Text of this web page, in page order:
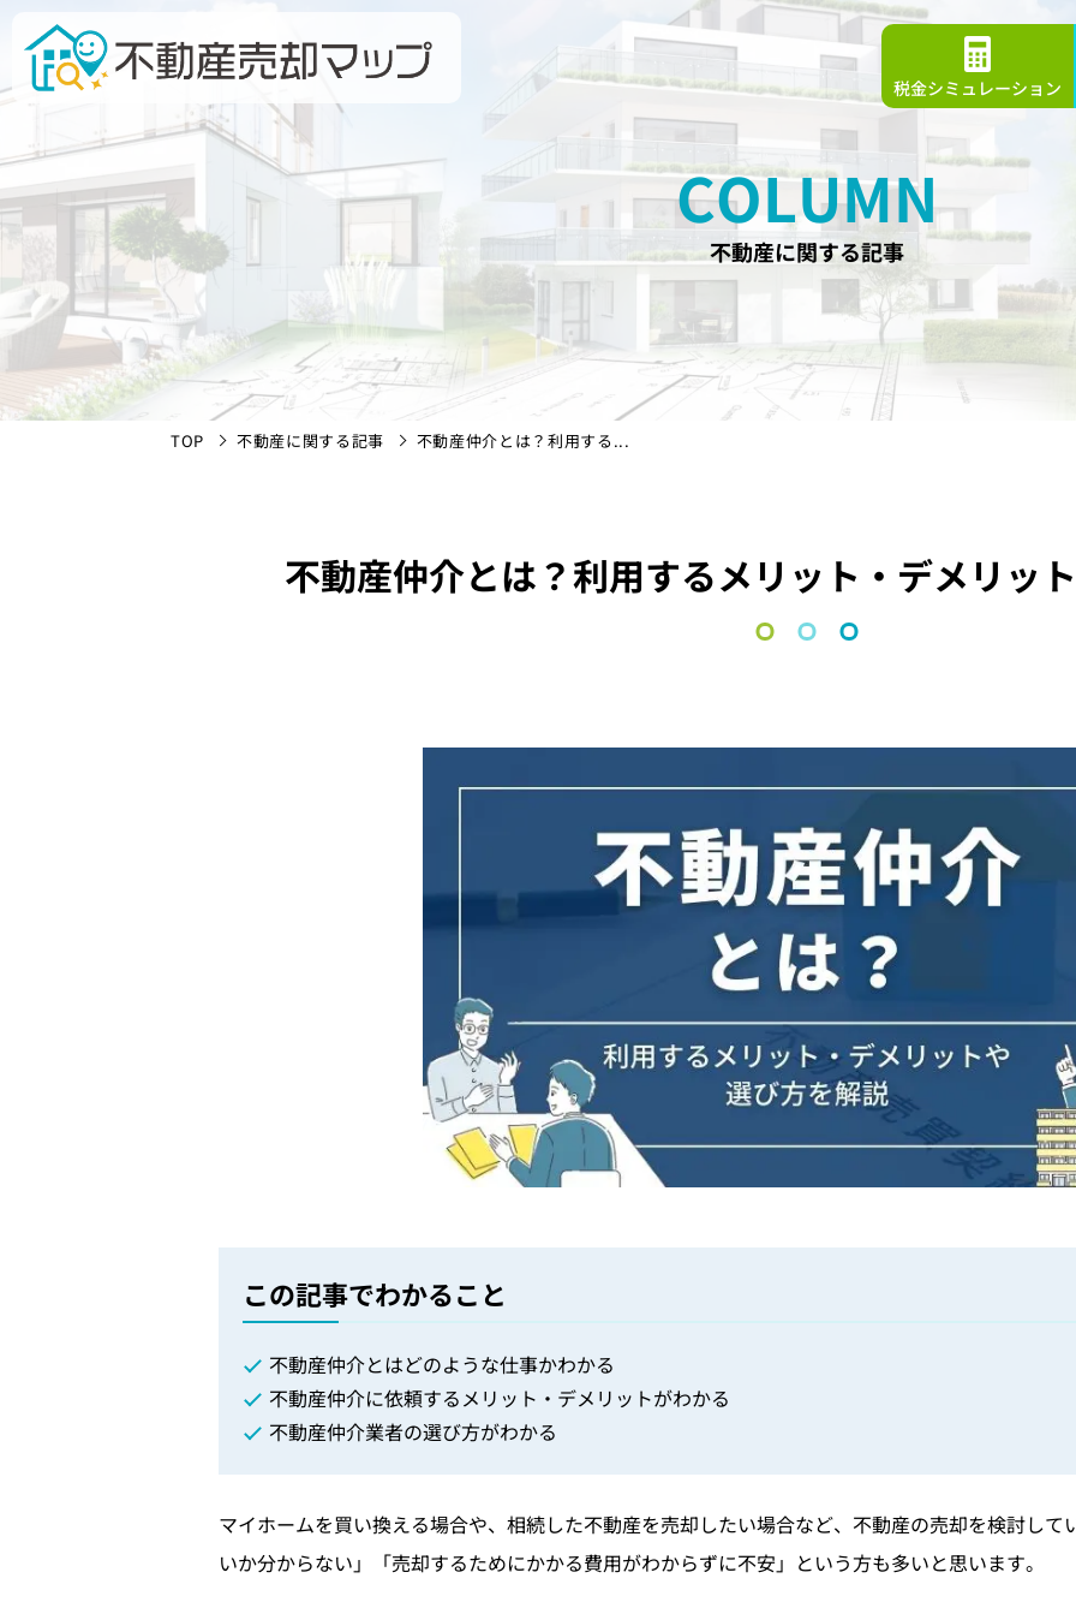
税金シミュレーション
COLUMN
不動産に関する記事
TOP 不動産に関する記事 不動産仲介とは？利用する...
不動産仲介とは？利用するメリット・デメリッ
この記事でわかること
不動産仲介とはどのような仕事かわかる
不動産仲介に依頼するメリット・デメリットがわかる
不動産仲介業者の選び方がわかる
マイホームを買い換える場合や、相続した不動産を売却したい場合など、不動産の売却を検討し
いか分からない」「売却するためにかかる費用がわからずに不安」という方も多いと思います。